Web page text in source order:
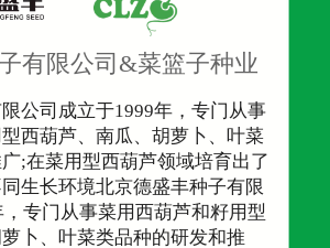
有限公司&菜篮子种业
公司成立于1999年，专门从事
西葫芦、南瓜、胡萝卜、叶菜
;在菜用型西葫芦领域培育出了
生长环境北京德盛丰种子有限
专门从事菜用西葫芦和籽用型
卜、叶菜类品种的研发和推